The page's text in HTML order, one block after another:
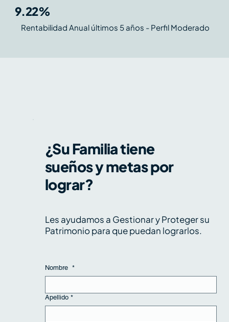
Rentabilidad Anual últimos 5 años - Perfil Moderado
9.22%
¿Su Familia tiene
sueños y metas por
lograr?
Nombre *
Apellido *
Les ayudamos a Gestionar y Proteger su
Patrimonio para que puedan lograrlos.